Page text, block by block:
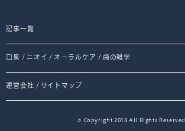
記事一覧
口臭 / ニオイ / オーラルケア / 歯の雑学
運営会社 / サイトマップ
© Copyright 2018 All Rights Reserved.